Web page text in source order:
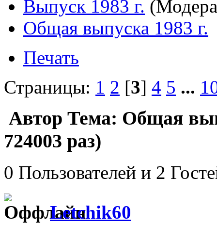
Выпуск 1983 г.
Общая выпуска 1983 г.
Печать
Страницы: 1 2 [3] 4 5 ...
Автор Тема: Общая
724003 раз)
0 Пользователей и 2
Letchik60